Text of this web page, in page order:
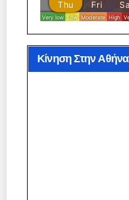
Κίνηση Στην Αθήνα